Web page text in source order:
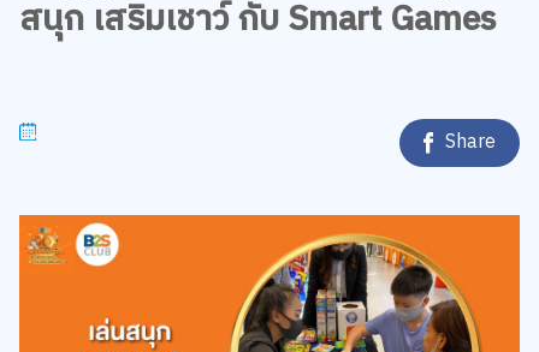
สนุก เสริมเชาว์ กับ Smart Games
Share